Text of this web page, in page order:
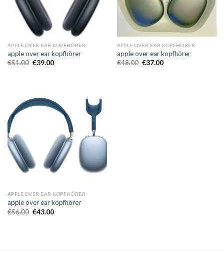
APPLE OVER EAR KOPFHÖRER
apple over ear kopfhörer
€51.00 €39.00
APPLE OVER EAR KOPFHÖRER
apple over ear kopfhörer
€48.00 €37.00
APPLE OVER EAR KOPFHÖRER
apple over ear kopfhörer
€56.00 €43.00